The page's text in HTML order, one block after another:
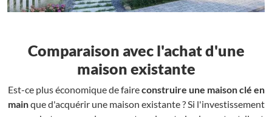
Comparaison avec l'achat d'une
maison existante
Est-ce plus économique de faireconstruire une maison clé en
mainque d'acquérir une maison existante ? Si l'investissement